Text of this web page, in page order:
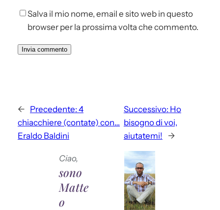
Salva il mio nome, email e sito web in questo
browser per la prossima volta che commento.
← Precedente: 4
chiacchiere (contate) con…
Eraldo Baldini
Successivo: Ho
bisogno di voi,
aiutatemi!
→
Ciao,
sono
Matte
o